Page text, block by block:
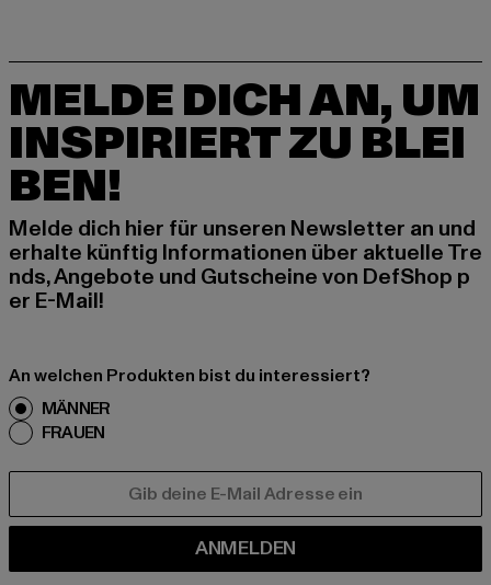
MELDE DICH AN, UM
INSPIRIERT ZU BLEI
BEN!
Melde dich hier für unseren Newsletter an und
erhalte künftig Informationen über aktuelle Tre
nds, Angebote und Gutscheine von DefShop p
er E-Mail!
An welchen Produkten bist du interessiert?
MÄNNER
FRAUEN
ANMELDEN